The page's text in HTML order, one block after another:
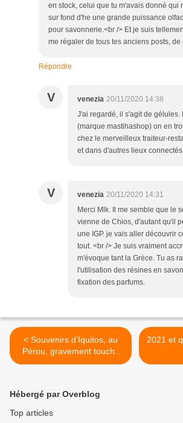
en stock, celui que tu m'avais donné qui
sur fond d'he une grande puissance
pour savonnerie.<br /> Et je suis
me régaler de tous tes anciens posts, de
Répondre
V venezia 20/11/2020 14:38
J'ai regardé, il s'agit de gélules.
(marque mastihashop) on en
chez le merveilleux traiteur-
et dans d'autres lieux
V venezia 20/11/2020 14:31
Merci Mlk. Il me semble que le
vienne de Chios, d'autant qu'il
une IGP. je vais aller découvrir
tout. <br /> Je suis vraiment
m'évoque tant la Grèce. Tu as
l'utilisation des résines en
fixation des parfums.
< Souvenirs d’Iquitos, au
Pérou, gravement touché
par le coronavirus
Hébergé par Overblog
Top articles